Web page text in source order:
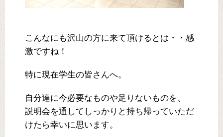
こんなにも沢山の方に来て頂けるとは・・感
激ですね！
特に現在学生の皆さんへ。
自分達に今必要なものや足りないものを、
説明会を通してしっかりと持ち帰っていただ
けたら幸いに思います。